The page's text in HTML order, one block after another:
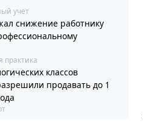
учет
снижение работнику
практика
классов
продавать до 1